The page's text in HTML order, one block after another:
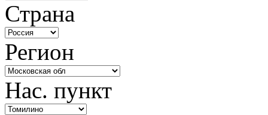
Страна
Регион
Нас. пункт